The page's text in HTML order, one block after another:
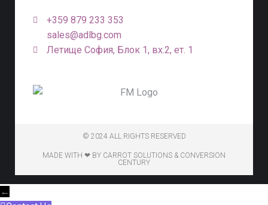
+359 879 233 353
sales@adlbg.com
Летище София, Блок 1, вх.2, ет. 1
© 2024 ALL RIGHTS RESERVED
MADE WITH ❤ BY CARROT SOLUTIONS & CONVERSION
CENTURY
←